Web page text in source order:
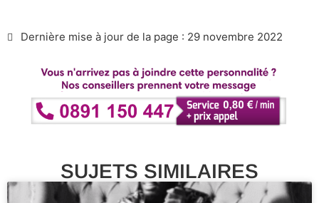
Dernière mise à jour de la page : 29 novembre 2022
SUJETS SIMILAIRES